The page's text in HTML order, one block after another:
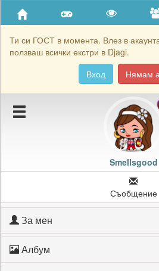
Ти си ГОСТ в момента. Влез в
ползваш всички екстри в Djagi.
Вход
Нямам
Приятели
Хронология на игри
Подаръците на Smellsgood
Картичките на Smellsgood
Блокирай SmellsgoodSmellsgood
Съобщение
За мен
Албум